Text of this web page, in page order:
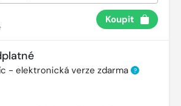
Koupit
- elektronická verze zdarma ?